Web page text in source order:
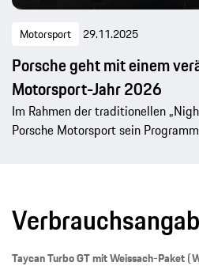
Motorsport 29.11.2025
Porsche geht mit einem
Motorsport-Jahr 2026
Im Rahmen der traditionellen
Porsche Motorsport sein
Taycan Turbo GT mit Weissach-Paket